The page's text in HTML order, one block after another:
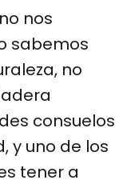
nos
sabemos
no
consuelos
y uno de los
tener a